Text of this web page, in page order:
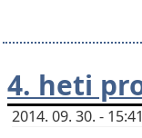
4. heti
2014. 09. 30. -